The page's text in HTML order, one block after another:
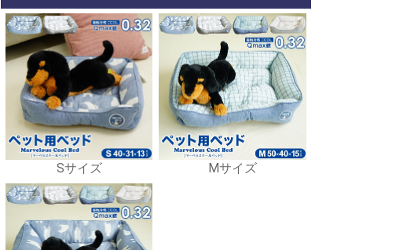
Sサイズ Mサイズ